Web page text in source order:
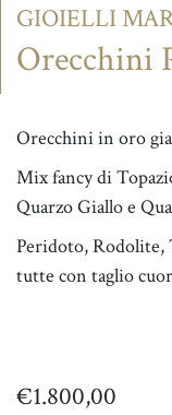
GIOIELLI
Orecchini
Orecchini in oro
Mix fancy di
Quarzo Giallo e
Peridoto, Rodolite,
tutte con taglio
€1.800,00